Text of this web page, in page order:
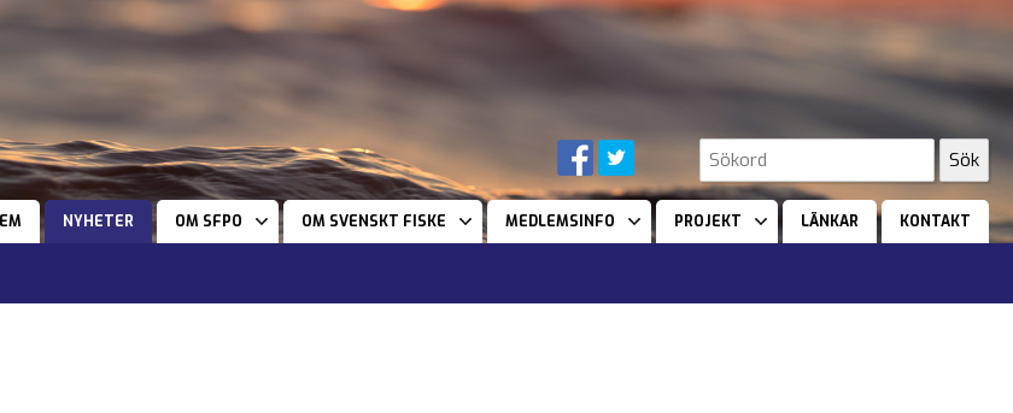
NYHETER OM SFPO OM SVENSKT FISKE MEDLEMSINFO PROJEKT LÄNKAR KONTAKT